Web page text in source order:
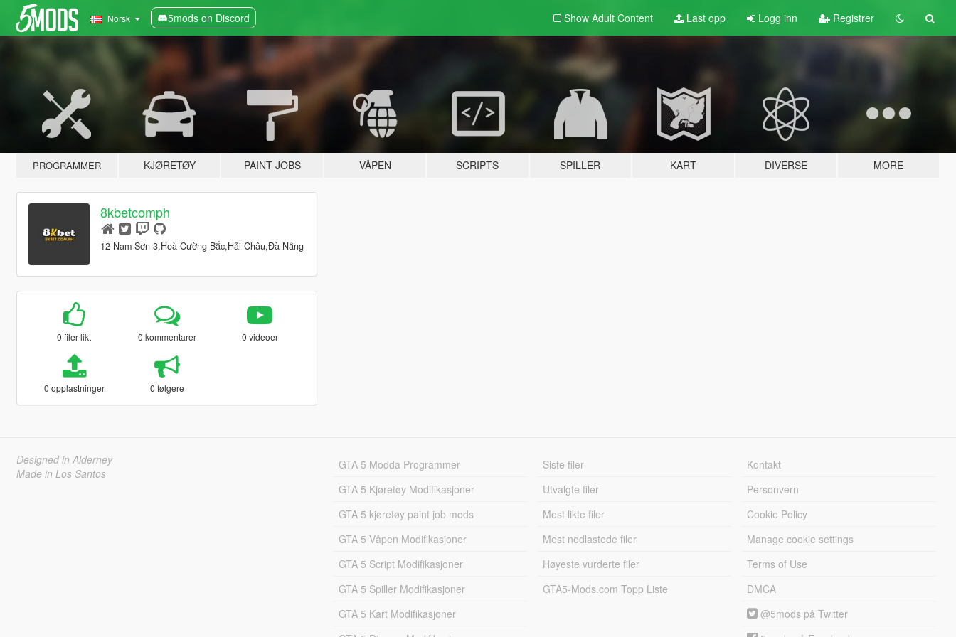
Norsk 5mods on Discord Show Adult Content Last opp Logg inn Registrer
PROGRAMMER KJØRETØY PAINT JOBS VÅPEN SCRIPTS SPILLER KART DIVERSE MORE
8kbetcomph
12 Nam Sơn 3,Hoà Cường Bắc,Hải Châu,Đà Nẵng
0 filer likt 0 kommentarer 0 videoer
0 opplastninger 0 følgere
Designed in Alderney
Made in Los Santos
GTA 5 Modda Programmer
GTA 5 Kjøretøy Modifikasjoner
GTA 5 kjøretøy paint job mods
GTA 5 Våpen Modifikasjoner
GTA 5 Script Modifikasjoner
GTA 5 Spiller Modifikasjoner
GTA 5 Kart Modifikasjoner
Siste filer
Utvalgte filer
Mest likte filer
Mest nedlastede filer
Høyeste vurderte filer
GTA5-Mods.com Topp Liste
Kontakt
Personvern
Cookie Policy
Manage cookie settings
Terms of Use
DMCA
@5mods på Twitter